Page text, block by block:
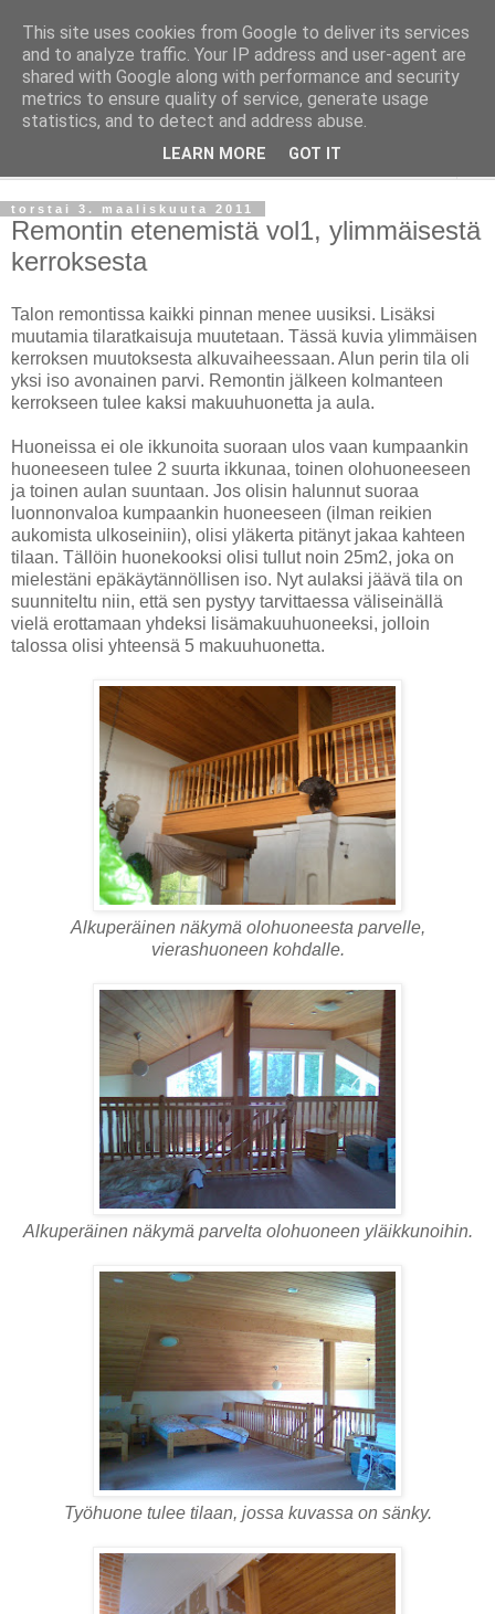
Taloja ja Toiveita
[ Sisustaa ] [ Remontoi ] [ Tuunaa ] [ Haaveilee ] [ Reissaa ]
torstai 3. maaliskuuta 2011
Remontin etenemistä vol1, ylimmäisestä
kerroksesta
Talon remontissa kaikki pinnan menee uusiksi. Lisäksi
muutamia tilaratkaisuja muutetaan. Tässä kuvia ylimmäisen
kerroksen muutoksesta alkuvaiheessaan. Alun perin tila oli
yksi iso avonainen parvi. Remontin jälkeen kolmanteen
kerrokseen tulee kaksi makuuhuonetta ja aula.
Huoneissa ei ole ikkunoita suoraan ulos vaan kumpaankin
huoneeseen tulee 2 suurta ikkunaa, toinen olohuoneeseen
ja toinen aulan suuntaan. Jos olisin halunnut suoraa
luonnonvaloa kumpaankin huoneeseen (ilman reikien
aukomista ulkoseiniin), olisi yläkerta pitänyt jakaa kahteen
tilaan. Tällöin huonekooksi olisi tullut noin 25m2, joka on
mielestäni epäkäytännöllisen iso. Nyt aulaksi jäävä tila on
suunniteltu niin, että sen pystyy tarvittaessa väliseinällä
vielä erottamaan yhdeksi lisämakuuhuoneeksi, jolloin
talossa olisi yhteensä 5 makuuhuonetta.
Alkuperäinen näkymä olohuoneesta parvelle,
vierashuoneen kohdalle.
Alkuperäinen näkymä parvelta olohuoneen yläikkunoihin.
Työhuone tulee tilaan, jossa kuvassa on sänky.
This site uses cookies from Google to deliver its services
and to analyze traffic. Your IP address and user-agent are
shared with Google along with performance and security
metrics to ensure quality of service, generate usage
statistics, and to detect and address abuse.
LEARN MORE GOT IT